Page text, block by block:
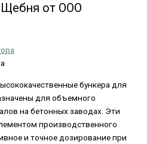
Щебня от ООО
бункера для
для объемного
на бетонных заводах. Эти
производственного
и точное дозирование при